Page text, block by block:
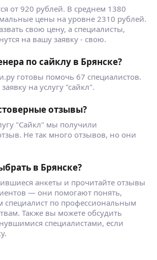
от 920 рублей. В среднем 1380
цены на уровне 2310 рублей.
свою цену, а специалисты,
на вашу заявку - свою.
по сайклу в Брянске?
готовы помочь 67 специалистов.
на услугу "сайкл".
отзывы?
"Сайкл" мы получили
Не так много отзывов, но они
в Брянске?
анкеты и прочитайте отзывы
— они помогают понять,
специалист по профессиональным
Также вы можете обсудить
специалистами, если